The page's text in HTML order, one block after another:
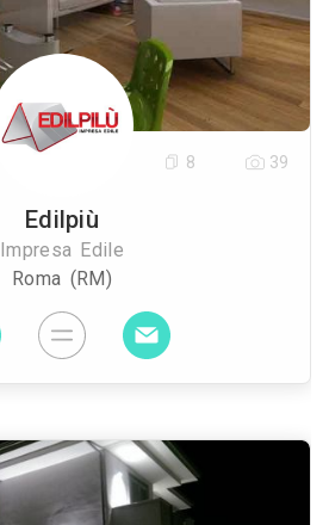
Edilpiù
Impresa Edile
Roma (RM)
8 39